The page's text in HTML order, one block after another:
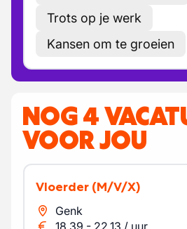
Trots op je werk
Kansen om te groeien
NOG 4
VOOR JOU
Vloerder (M/V/X)
Genk
18.39 - 22.13 / uur